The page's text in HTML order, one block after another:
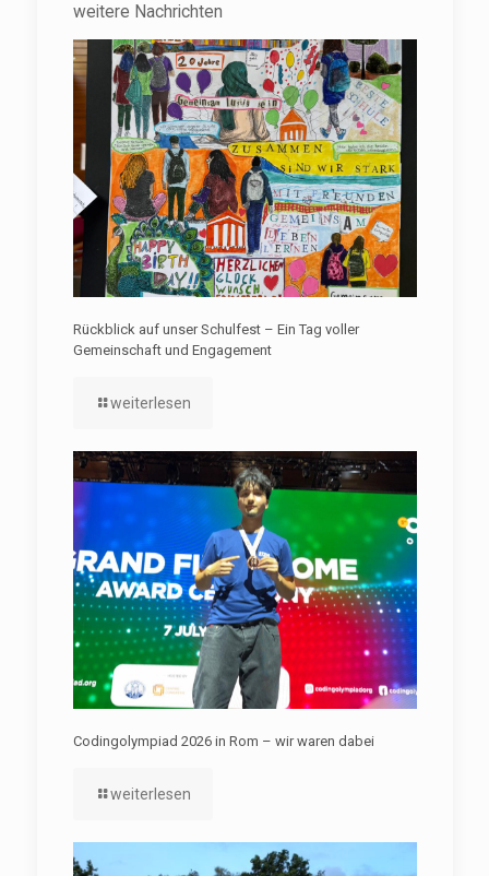
weitere Nachrichten
Rückblick auf unser Schulfest – Ein Tag voller
Gemeinschaft und Engagement
weiterlesen
Codingolympiad 2026 in Rom – wir waren dabei
weiterlesen